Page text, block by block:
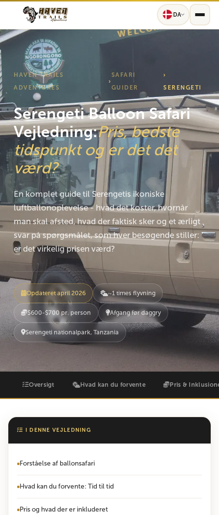
DA
HAVEN TRAILS
ADVENTURES
›
SAFARI
GUIDER
›
SERENGETI
Serengeti Balloon Safari
Vejledning:Pris, bedste
tidspunkt og er det det
værd?
En komplet guide til Serengetis ikoniske
luftballonoplevelse - hvad det koster, hvornår
man skal afsted, hvad der faktisk sker og et ærligt
svar på spørgsmålet, som hver besøgende stiller:
er det virkelig prisen værd?
Opdateret april 2026 ~1 times flyvning
$600-$700 pr. person Afgang før daggry
Serengeti nationalpark, Tanzania
Oversigt Hvad kan du forvente Pris &
I DENNE VEJLEDNING
Forståelse af ballonsafari
Hvad kan du forvente: Tid til tid
Pris og hvad der er inkluderet